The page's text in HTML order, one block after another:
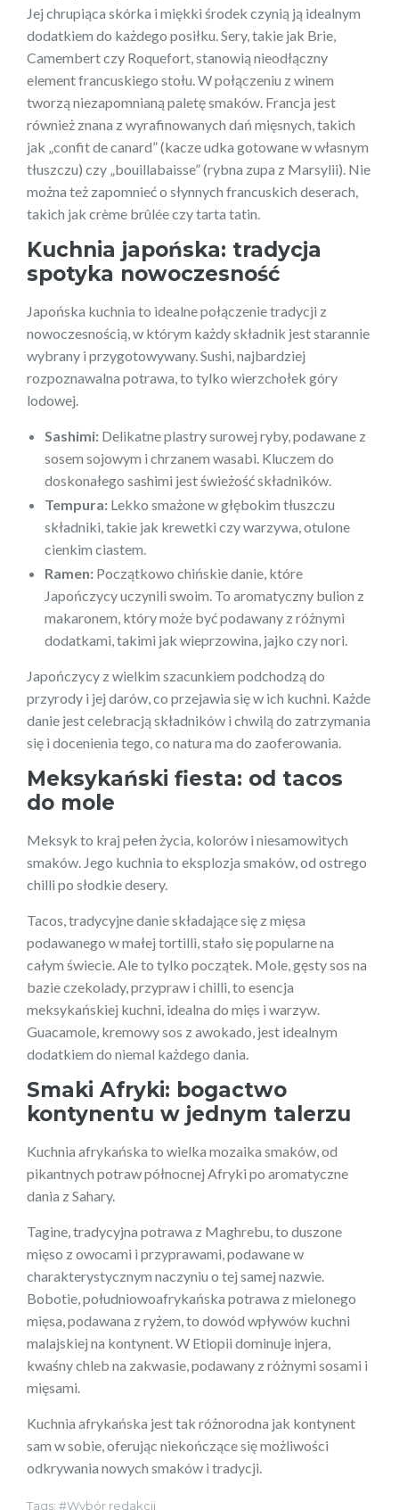
Jej chrupiąca skórka i miękki środek czynią ją idealnym
dodatkiem do każdego posiłku. Sery, takie jak Brie,
Camembert czy Roquefort, stanowią nieodłączny
element francuskiego stołu. W połączeniu z winem
tworzą niezapomnianą paletę smaków. Francja jest
również znana z wyrafinowanych dań mięsnych, takich
jak „confit de canard” (kacze udka gotowane w własnym
tłuszczu) czy „bouillabaisse” (rybna zupa z Marsylii). Nie
można też zapomnieć o słynnych francuskich deserach,
takich jak crème brûlée czy tarta tatin.
Kuchnia japońska: tradycja
spotyka nowoczesność
Japońska kuchnia to idealne połączenie tradycji z
nowoczesnością, w którym każdy składnik jest starannie
wybrany i przygotowywany. Sushi, najbardziej
rozpoznawalna potrawa, to tylko wierzchołek góry
lodowej.
Sashimi: Delikatne plastry surowej ryby, podawane z
sosem sojowym i chrzanem wasabi. Kluczem do
doskonałego sashimi jest świeżość składników.
Tempura: Lekko smażone w głębokim tłuszczu
składniki, takie jak krewetki czy warzywa, otulone
cienkim ciastem.
Ramen: Początkowo chińskie danie, które
Japończycy uczynili swoim. To aromatyczny bulion z
makaronem, który może być podawany z różnymi
dodatkami, takimi jak wieprzowina, jajko czy nori.
Japończycy z wielkim szacunkiem podchodzą do
przyrody i jej darów, co przejawia się w ich kuchni. Każde
danie jest celebracją składników i chwilą do zatrzymania
się i docenienia tego, co natura ma do zaoferowania.
Meksykański fiesta: od tacos
do mole
Meksyk to kraj pełen życia, kolorów i niesamowitych
smaków. Jego kuchnia to eksplozja smaków, od ostrego
chilli po słodkie desery.
Tacos, tradycyjne danie składające się z mięsa
podawanego w małej tortilli, stało się popularne na
całym świecie. Ale to tylko początek. Mole, gęsty sos na
bazie czekolady, przypraw i chilli, to esencja
meksykańskiej kuchni, idealna do mięs i warzyw.
Guacamole, kremowy sos z awokado, jest idealnym
dodatkiem do niemal każdego dania.
Smaki Afryki: bogactwo
kontynentu w jednym talerzu
Kuchnia afrykańska to wielka mozaika smaków, od
pikantnych potraw północnej Afryki po aromatyczne
dania z Sahary.
Tagine, tradycyjna potrawa z Maghrebu, to duszone
mięso z owocami i przyprawami, podawane w
charakterystycznym naczyniu o tej samej nazwie.
Bobotie, południowoafrykańska potrawa z mielonego
mięsa, podawana z ryżem, to dowód wpływów kuchni
malajskiej na kontynent. W Etiopii dominuje injera,
kwaśny chleb na zakwasie, podawany z różnymi sosami i
mięsami.
Kuchnia afrykańska jest tak różnorodna jak kontynent
sam w sobie, oferując niekończące się możliwości
odkrywania nowych smaków i tradycji.
Tags: Wybór redakcji